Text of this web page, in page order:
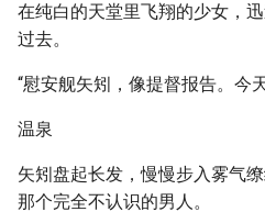
在纯白的天堂里飞翔的少女，
过去。
“慰安舰矢矧，像提督报告。今
温泉
矢矧盘起长发，慢慢步入雾气
那个完全不认识的男人。